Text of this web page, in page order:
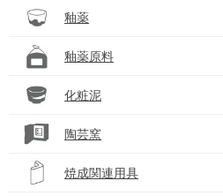
釉薬
釉薬原料
化粧泥
陶芸窯
焼成関連用具